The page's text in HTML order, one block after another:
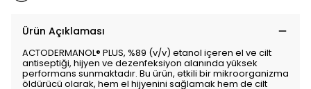
Ürün Açıklaması
ACTODERMANOL® PLUS, %89 (v/v) etanol içeren el ve cilt
antiseptiği, hijyen ve dezenfeksiyon alanında yüksek
performans sunmaktadır. Bu ürün, etkili bir mikroorganizma
öldürücü olarak, hem el hijyenini sağlamak hem de cilt